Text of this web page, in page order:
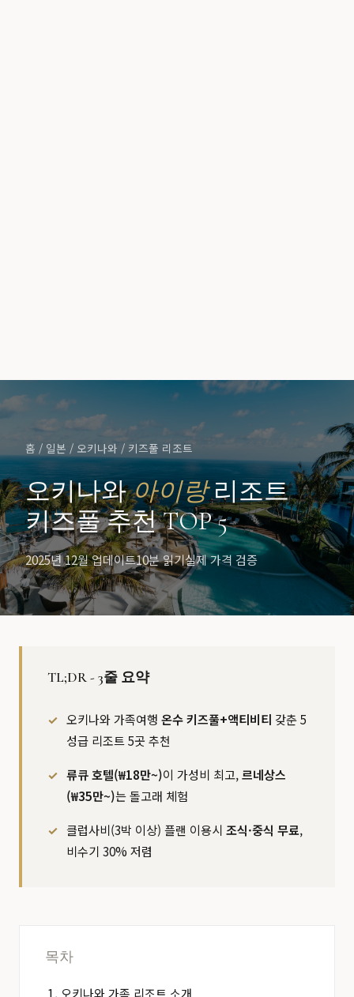
홈 / 일본 / 오키나와 / 키즈풀 리조트
오키나와아이랑리조트
키즈풀 추천 TOP 5
2025년 12월 업데이트10분 읽기실제 가격 검증
TL;DR - 3줄 요약
오키나와 가족여행 온수 키즈풀+액티비티 갖춘 5
성급 리조트 5곳 추천
류큐 호텔(₩18만~)이 가성비 최고,르네상스
(₩35만~)는 돌고래 체험
클럽사비(3박 이상) 플랜 이용시 조식·중식 무료,
비수기 30% 저렴
목차
오키나와 가족 리조트 소개